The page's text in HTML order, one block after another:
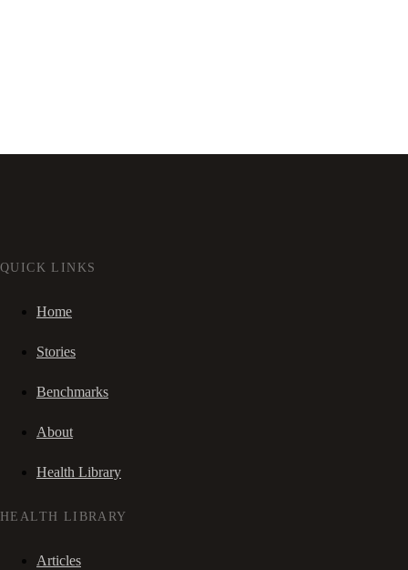
QUICK LINKS
Home
Stories
Benchmarks
About
Health Library
HEALTH LIBRARY
Articles